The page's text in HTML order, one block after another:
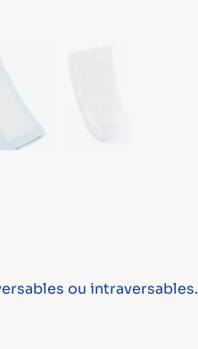
ou intraversables.